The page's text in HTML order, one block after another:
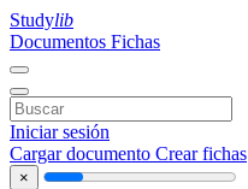
Studylib
Documentos Fichas
Iniciar sesión
Cargar documento Crear fichas
×